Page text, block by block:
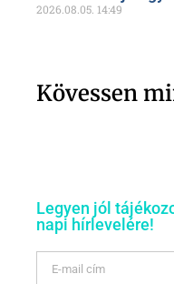
2026.08.05. 14:49
Kövessen
Legyen jól
napi hírlevelére!